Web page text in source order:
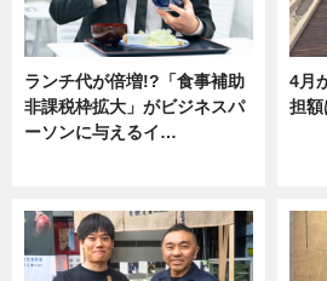
ランチ代が倍増!?「食事補助
非課税枠拡大」がビジネスパ
ーソンに与えるイ…
4月
担額